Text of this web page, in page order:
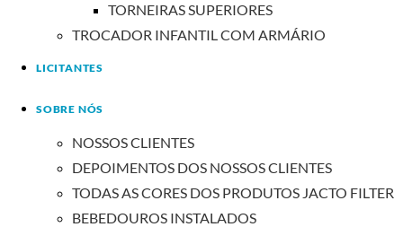
TORNEIRAS SUPERIORES
TROCADOR INFANTIL COM ARMÁRIO
LICITANTES
SOBRE NÓS
NOSSOS CLIENTES
DEPOIMENTOS DOS NOSSOS CLIENTES
TODAS AS CORES DOS PRODUTOS JACTO FILTER
BEBEDOUROS INSTALADOS